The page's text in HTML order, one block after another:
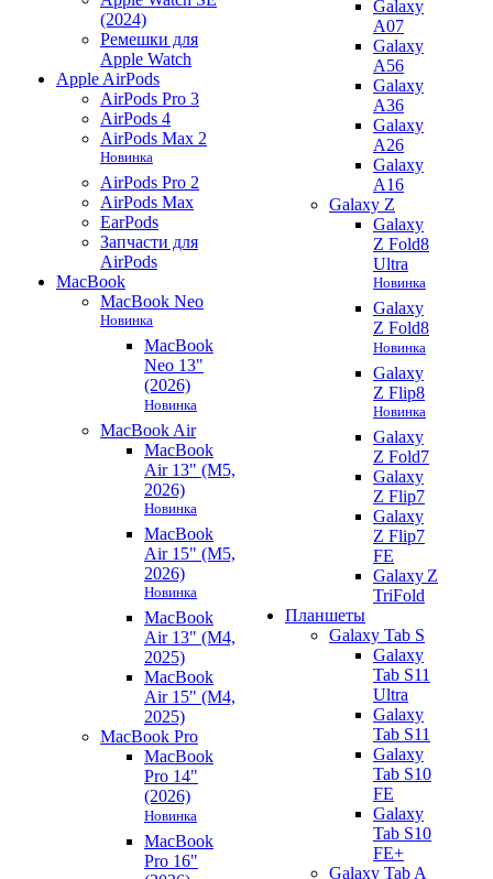
(2024)
Ремешки для
Apple Watch
Apple AirPods
AirPods Pro 3
AirPods 4
AirPods Max 2
Новинка
AirPods Pro 2
AirPods Max
EarPods
Запчасти для
AirPods
MacBook
MacBook Neo
Новинка
MacBook
Neo 13"
(2026)
Новинка
MacBook Air
MacBook
Air 13" (M5,
2026)
Новинка
MacBook
Air 15" (M5,
2026)
Новинка
MacBook
Air 13" (M4,
2025)
MacBook
Air 15" (M4,
2025)
MacBook Pro
MacBook
Pro 14"
(2026)
Новинка
MacBook
Pro 16"
Galaxy
A07
Galaxy
A56
Galaxy
A36
Galaxy
A26
Galaxy
A16
Galaxy Z
Galaxy
Z Fold8
Ultra
Новинка
Galaxy
Z Fold8
Новинка
Galaxy
Z Flip8
Новинка
Galaxy
Z Fold7
Galaxy
Z Flip7
Galaxy
Z Flip7
FE
Galaxy Z
TriFold
Планшеты
Galaxy Tab S
Galaxy
Tab S11
Ultra
Galaxy
Tab S11
Galaxy
Tab S10
FE
Galaxy
Tab S10
FE+
Galaxy Tab A